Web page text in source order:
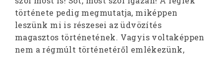
története pedig megmutatja, miképpen
leszünk mi is részesei az üdvözítés
magasztos történetének. Vagyis voltaképpen
nem a régmúlt történetéről emlékezünk,